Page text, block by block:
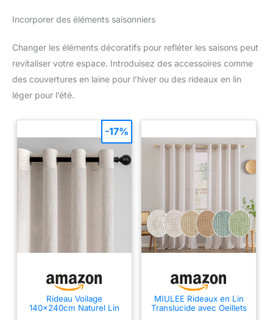
Incorporer des éléments saisonniers
Changer les éléments décoratifs pour refléter les saisons peut
revitaliser votre espace. Introduisez des accessoires comme
des couvertures en laine pour l’hiver ou des rideaux en lin
léger pour l’été.
Rideau Voilage
140x240cm Naturel Lin
-17%
MIULEE Rideaux en Lin
Translucide avec Oeillets